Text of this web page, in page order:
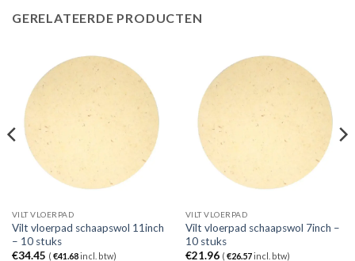
GERELATEERDE PRODUCTEN
VILT VLOERPAD
Vilt vloerpad schaapswol 11inch
– 10 stuks
€34.45 ( €41.68incl. btw)
VILT VLOERPAD
Vilt vloerpad schaapswol 7inch –
10 stuks
€21.96 ( €26.57incl. btw)